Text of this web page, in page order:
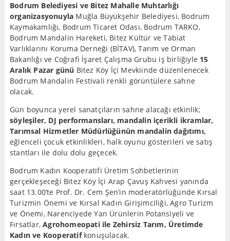
Bodrum Belediyesi ve Bitez Mahalle Muhtarlığı
organizasyonuyla Muğla Büyükşehir Belediyesi, Bodrum
Kaymakamlığı, Bodrum Ticaret Odası, Bodrum TARKO,
Bodrum Mandalin Hareketi, Bitez Kültür ve Tabiat
Varlıklarını Koruma Derneği (BİTAV), Tarım ve Orman
Bakanlığı ve Coğrafi İşaret Çalışma Grubu iş birliğiyle 15
Aralık Pazar günü Bitez Köy İçi Mevkiinde düzenlenecek
Bodrum Mandalin Festivali renkli görüntülere sahne
olacak.
Gün boyunca yerel sanatçıların sahne alacağı etkinlik;
söyleşiler, DJ performansları, mandalin içerikli ikramlar,
Tarımsal Hizmetler Müdürlüğünün mandalin dağıtımı,
eğlenceli çocuk etkinlikleri, halk oyunu gösterileri ve satış
stantları ile dolu dolu geçecek.
Bodrum Kadın Kooperatifi Üretim Sohbetlerinin
gerçekleşeceği Bitez Köy İçi Arap Çavuş Kahvesi yanında
saat 13.00’te Prof. Dr. Cem Şen’in moderatörlüğünde Kırsal
Turizmin Önemi ve Kırsal Kadın Girişimciliği, Agro Turizm
ve Önemi, Narenciyede Yan Ürünlerin Potansiyeli ve
Fırsatlar,Agrohomeopati ile Zehirsiz Tarım, Üretimde
Kadın ve Kooperatifkonuşulacak.